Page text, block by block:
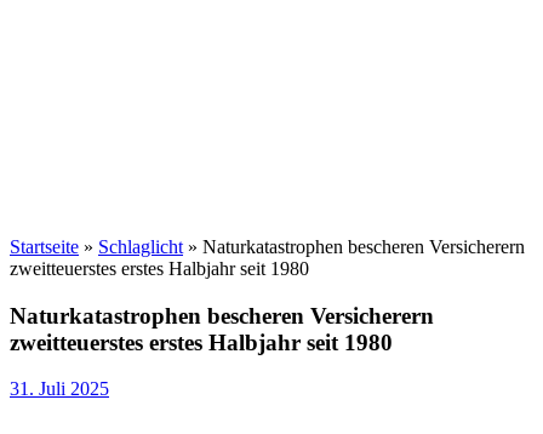
Startseite » Schlaglicht » Naturkatastrophen bescheren Versicherern
zweitteuerstes erstes Halbjahr seit 1980
Naturkatastrophen bescheren Versicherern
zweitteuerstes erstes Halbjahr seit 1980
31. Juli 2025